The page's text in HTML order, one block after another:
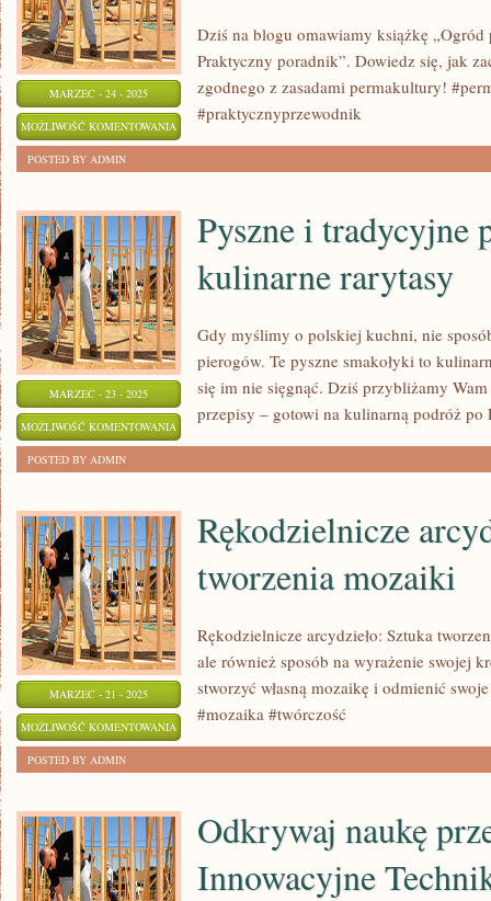
MARZEC - 24 - 2025
MOŻLIWOŚĆ KOMENTOWANIA OGRÓD
PO
KROKU:
PRAKTYCZNY
PORADNIK
ZOSTAŁA WYŁĄCZONA
Dziś na blogu omawiamy książkę
Praktyczny poradnik”. Dowiedz się, jak
zgodnego z zasadami permakultury!
#praktycznyprzewodnik
POSTED BY ADMIN
MARZEC - 23 - 2025
MOŻLIWOŚĆ KOMENTOWANIA PYSZNE
POLSKIE
PIEROGI:
RARYTASY
ZOSTAŁA WYŁĄCZONA
Pyszne i tradycyjne
kulinarne rarytasy
Gdy myślimy o polskiej kuchni, nie
pierogów. Te pyszne smakołyki to
się im nie sięgnąć. Dziś przybliżamy
przepisy – gotowi na kulinarną podróż po
POSTED BY ADMIN
MARZEC - 21 - 2025
MOŻLIWOŚĆ KOMENTOWANIA
TWORZENIA
MOZAIKI
ZOSTAŁA WYŁĄCZONA
Rękodzielnicze
tworzenia mozaiki
Rękodzielnicze arcydzieło: Sztuka
ale również sposób na wyrażenie swojej
stworzyć własną mozaikę i odmienić
#mozaika #twórczość
POSTED BY ADMIN
Odkrywaj naukę
Innowacyjne